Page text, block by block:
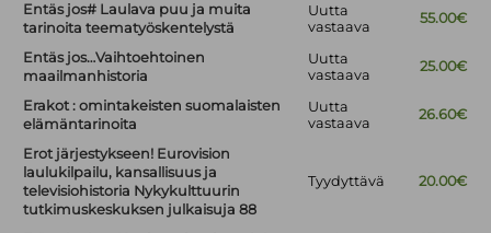
Entäs jos# Laulava puu ja muita
tarinoita teematyöskentelystä
Uutta
vastaava
55.00€
Entäs jos…Vaihtoehtoinen
maailmanhistoria
Uutta
vastaava
25.00€
Erakot : omintakeisten suomalaisten
elämäntarinoita
Uutta
vastaava
26.60€
Erot järjestykseen! Eurovision
laulukilpailu, kansallisuus ja
televisiohistoria Nykykulttuurin
tutkimuskeskuksen julkaisuja 88
Tyydyttävä 20.00€